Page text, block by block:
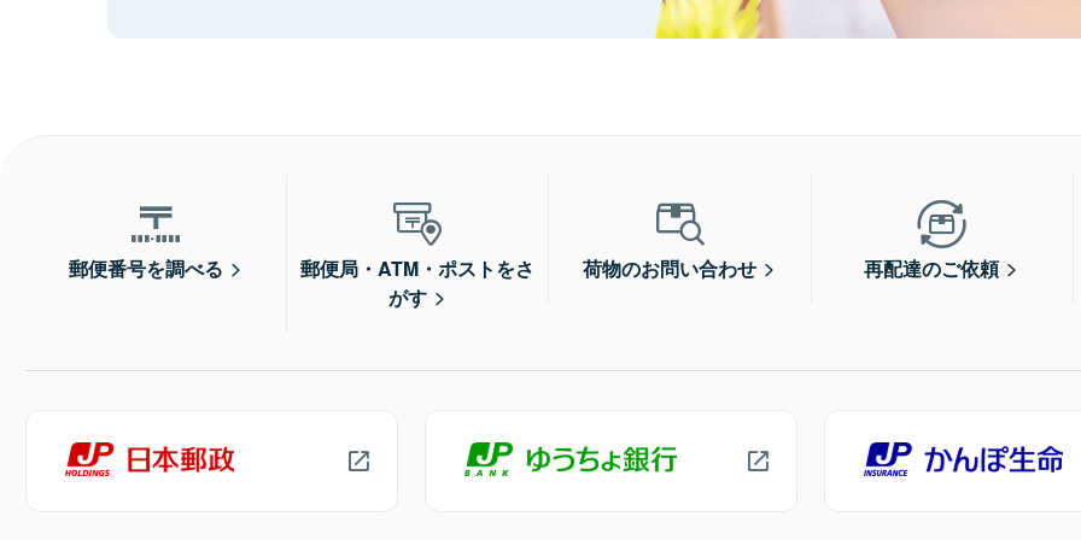
郵便番号を調べる
郵便局・ATM・ポストをさ
がす
荷物のお問い合わせ 再配達のご依頼